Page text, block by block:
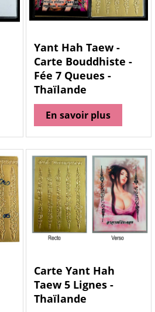
Yant Hah Taew -
Carte Bouddhiste -
Fée 7 Queues -
Thaïlande
En savoir plus
Carte Yant Hah
Taew 5 Lignes -
Thaïlande